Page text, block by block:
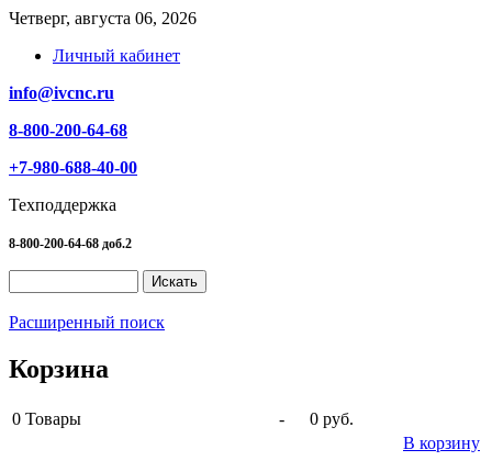
Четверг, августа 06, 2026
Личный кабинет
info@ivcnc.ru
8-800-200-64-68
+7-980-688-40-00
Техподдержка
8-800-200-64-68 доб.2
Расширенный поиск
Корзина
0 Товары -
0 руб.
В корзину